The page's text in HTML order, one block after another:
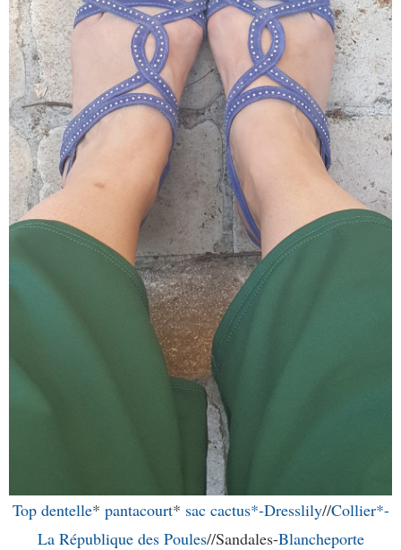
Top dentelle* pantacourt* sac cactus*-Dresslily//Collier*-
La République des Poules//Sandales-Blancheporte